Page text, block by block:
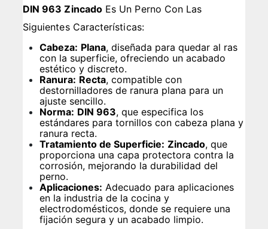
DIN 963 ZincadoEs Un Perno Con Las
Siguientes Características:
Cabeza: Plana, diseñada para quedar al ras
con la superficie, ofreciendo un acabado
estético y discreto.
Ranura: Recta, compatible con
destornilladores de ranura plana para un
ajuste sencillo.
Norma: DIN 963, que especifica los
estándares para tornillos con cabeza plana y
ranura recta.
Tratamiento de Superficie: Zincado, que
proporciona una capa protectora contra la
corrosión, mejorando la durabilidad del
perno.
Aplicaciones: Adecuado para aplicaciones
en la industria de la cocina y
electrodomésticos, donde se requiere una
fijación segura y un acabado limpio.